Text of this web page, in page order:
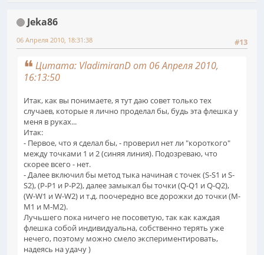
Jeka86
#13
06 Апреля 2010, 18:31:38
Цитата: VladimiranD от 06 Апреля 2010,
16:13:50
Итак, как вы понимаете, я тут даю совет только тех
случаев, которые я лично проделал бы, будь эта флешка у
меня в руках...
Итак:
- Первое, что я сделал бы, - проверил нет ли "короткого"
между точками 1 и 2 (синяя линия). Подозреваю, что
скорее всего - нет.
- Далее включил бы метод тыка начиная с точек (S-S1 и S-
S2), (P-P1 и P-P2), далее замыкал бы точки (Q-Q1 и Q-Q2),
(W-W1 и W-W2) и т.д. поочередно все дорожки до точки (M-
M1 и M-M2).
Лучьшего пока ничего не посоветую, так как каждая
флешка собой индивидуальна, собственно терять уже
нечего, поэтому можно смело экспериментировать,
надеясь на удачу )